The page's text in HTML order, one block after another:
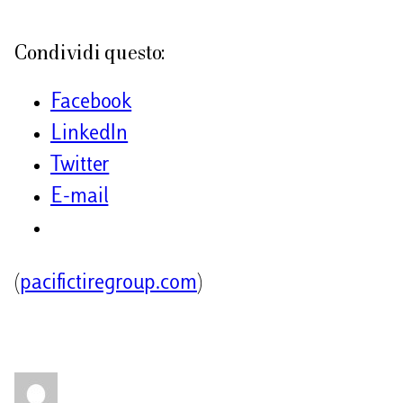
Condividi questo:
Facebook
LinkedIn
Twitter
E-mail
(pacifictiregroup.com)